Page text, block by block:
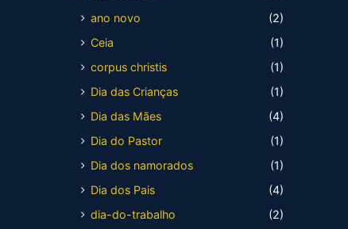
ano novo
(2)
Ceia
(1)
corpus christis
(1)
Dia das Crianças
(1)
Dia das Mães
(4)
Dia do Pastor
(1)
Dia dos namorados
(1)
Dia dos Pais
(4)
dia-do-trabalho
(2)